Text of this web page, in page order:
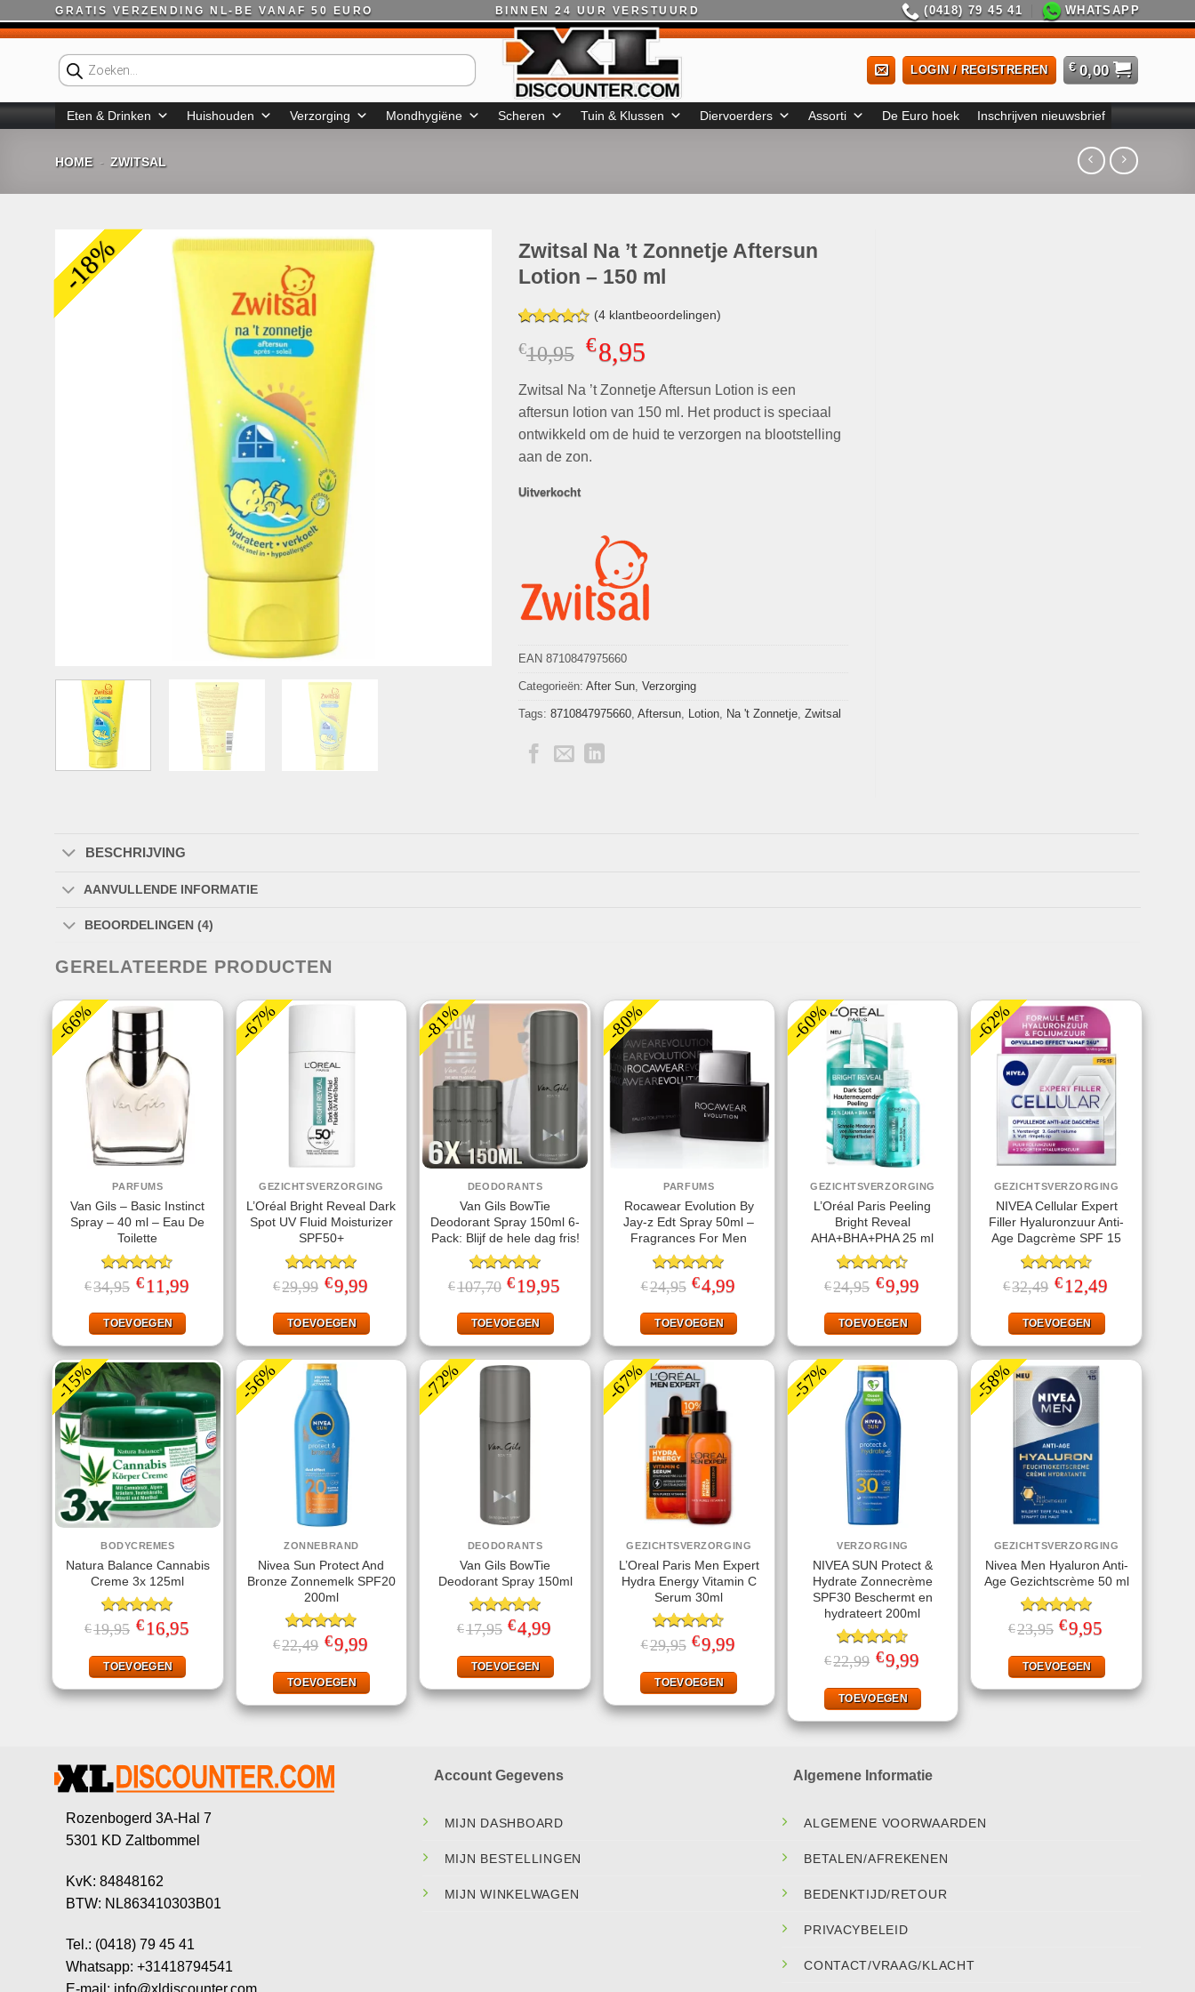
naar
GRATIS VERZENDING NL-BE VANAF 50 EURO BINNEN 24 UUR VERSTUURD (0418) 79 45 41 WHATSAPP
Producten
zoeken
LOGIN / REGISTREREN € 0,00
Eten & Drinken Huishouden Verzorging Mondhygiëne Scheren Tuin & Klussen Diervoerders Assorti De Euro hoek Inschrijven nieuwsbrief
HOME - ZWITSAL
-18%
Zwitsal Na ’t Zonnetje Aftersun
Lotion – 150 ml
Gewaardeerd
4.25op 5
gebaseerd
waarderingen
(4klantbeoordelingen)
€10,95 Oorspronkelijke
prijs
was:
€10,95.
€8,95Huidige
is:
€8,95.
Zwitsal Na ’t Zonnetje Aftersun Lotion is een
aftersun lotion van 150 ml. Het product is speciaal
ontwikkeld om de huid te verzorgen na blootstelling
aan de zon.
Uitverkocht
EAN 8710847975660
Categorieën: After Sun, Verzorging
Tags: 8710847975660, Aftersun, Lotion, Na 't Zonnetje, Zwitsal
BESCHRIJVING
AANVULLENDE INFORMATIE
BEOORDELINGEN (4)
GERELATEERDE PRODUCTEN
-66%
PARFUMS
Van Gils – Basic Instinct
Spray – 40 ml – Eau De
Toilette
Gewaardeerd
4.50uit 5
€34,95 Oorspronkelijke
prijs
€34,95.
€ 11,99Huidige
TOEVOEGEN
-67%
GEZICHTSVERZORGING
L’Oréal Bright Reveal Dark
Spot UV Fluid Moisturizer
SPF50+
Gewaardeerd
5.00 uit 5
€29,99 Oorspronkelijke
prijs
€29,99.
€9,99Huidige
€9,99.
TOEVOEGEN
-81%
DEODORANTS
Van Gils BowTie
Deodorant Spray 150ml 6-
Pack: Blijf de hele dag fris!
Gewaardeerd
5.00 uit 5
€107,70 Oorspronkelijke
prijs
€107,70.
€ 19,95
TOEVOEGEN
-80%
PARFUMS
Rocawear Evolution By
Jay-z Edt Spray 50ml –
Fragrances For Men
Gewaardeerd
5.00 uit 5
€24,95 Oorspronkelijke
prijs
€24,95.
€4,99
€4,99.
TOEVOEGEN
-60%
GEZICHTSVERZORGING
L’Oréal Paris Peeling
Bright Reveal
AHA+BHA+PHA 25 ml
Gewaardeerd
4.40 uit 5
€24,95 Oorspronkelijke
prijs
€24,95.
€9,99Huidige
€9,99.
TOEVOEGEN
-62%
GEZICHTSVERZORGING
NIVEA Cellular Expert
Filler Hyaluronzuur Anti-
Age Dagcrème SPF 15
Gewaardeerd
4.60uit 5
€32,49 Oorspronkelijke
prijs
€32,49.
€ 12,49Huidige
TOEVOEGEN
-15%
BODYCREMES
Natura Balance Cannabis
Creme 3x 125ml
Gewaardeerd
5.00uit 5
€19,95 Oorspronkelijke
prijs
€19,95.
€ 16,95prijs
TOEVOEGEN
-56%
ZONNEBRAND
Nivea Sun Protect And
Bronze Zonnemelk SPF20
200ml
Gewaardeerd
4.78uit 5
€22,49 Oorspronkelijke
prijs
€22,49.
€9,99Huidige
€9,99.
TOEVOEGEN
-72%
DEODORANTS
Van Gils BowTie
Deodorant Spray 150ml
Gewaardeerd
5.00 uit 5
€17,95 Oorspronkelijke
prijs
€17,95.
€4,99
€4,99.
TOEVOEGEN
-67%
GEZICHTSVERZORGING
L’Oreal Paris Men Expert
Hydra Energy Vitamin C
Serum 30ml
Gewaardeerd
4.50 uit 5
€29,95 Oorspronkelijke
prijs
€29,95.
€9,99
€9,99.
TOEVOEGEN
-57%
VERZORGING
NIVEA SUN Protect &
Hydrate Zonnecrème
SPF30 Beschermt en
hydrateert 200ml
Gewaardeerd
4.56 uit 5
€22,99 Oorspronkelijke
prijs
€22,99.
€9,99Huidige
€9,99.
TOEVOEGEN
-58%
GEZICHTSVERZORGING
Nivea Men Hyaluron Anti-
Age Gezichtscrème 50 ml
Gewaardeerd
5.00 uit 5
€23,95 Oorspronkelijke
prijs
€23,95.
€9,95
€9,95.
TOEVOEGEN
Rozenbogerd 3A-Hal 7
5301 KD Zaltbommel
KvK: 84848162
BTW: NL863410303B01
Tel.: (0418) 79 45 41
Whatsapp: +31418794541
E-mail: info@xldiscounter.com
Account Gegevens
MIJN DASHBOARD
MIJN BESTELLINGEN
MIJN WINKELWAGEN
Algemene Informatie
ALGEMENE VOORWAARDEN
BETALEN/AFREKENEN
BEDENKTIJD/RETOUR
PRIVACYBELEID
CONTACT/VRAAG/KLACHT